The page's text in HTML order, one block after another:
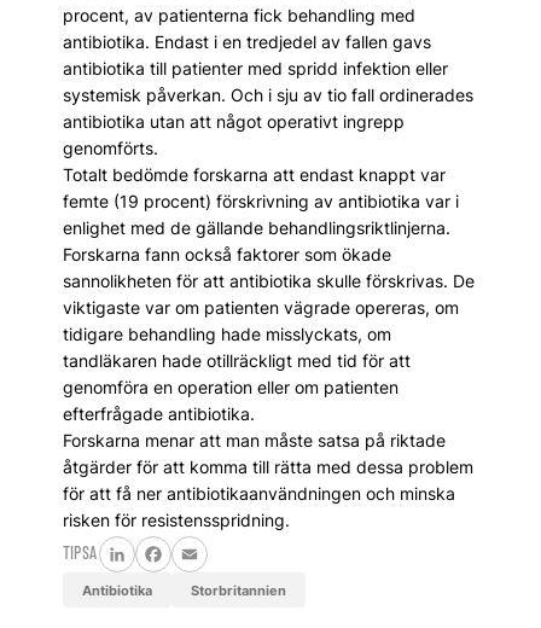
procent, av patienterna fick behandling med
antibiotika. Endast i en tredjedel av fallen gavs
antibiotika till patienter med spridd infektion eller
systemisk påverkan. Och i sju av tio fall ordinerades
antibiotika utan att något operativt ingrepp
genomförts.
Totalt bedömde forskarna att endast knappt var
femte (19 procent) förskrivning av antibiotika var i
enlighet med de gällande behandlingsriktlinjerna.
Forskarna fann också faktorer som ökade
sannolikheten för att antibiotika skulle förskrivas. De
viktigaste var om patienten vägrade opereras, om
tidigare behandling hade misslyckats, om
tandläkaren hade otillräckligt med tid för att
genomföra en operation eller om patienten
efterfrågade antibiotika.
Forskarna menar att man måste satsa på riktade
åtgärder för att komma till rätta med dessa problem
för att få ner antibiotikaanvändningen och minska
risken för resistensspridning.
TIPSA
LinkedInFacebook
Email
antibiotika Storbritannien